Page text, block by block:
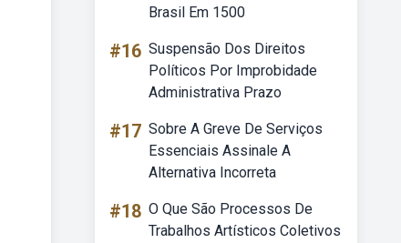
Brasil Em 1500
#16 Suspensão Dos Direitos
Políticos Por Improbidade
Administrativa Prazo
#17 Sobre A Greve De Serviços
Essenciais Assinale A
Alternativa Incorreta
#18 O Que São Processos De
Trabalhos Artísticos Coletivos